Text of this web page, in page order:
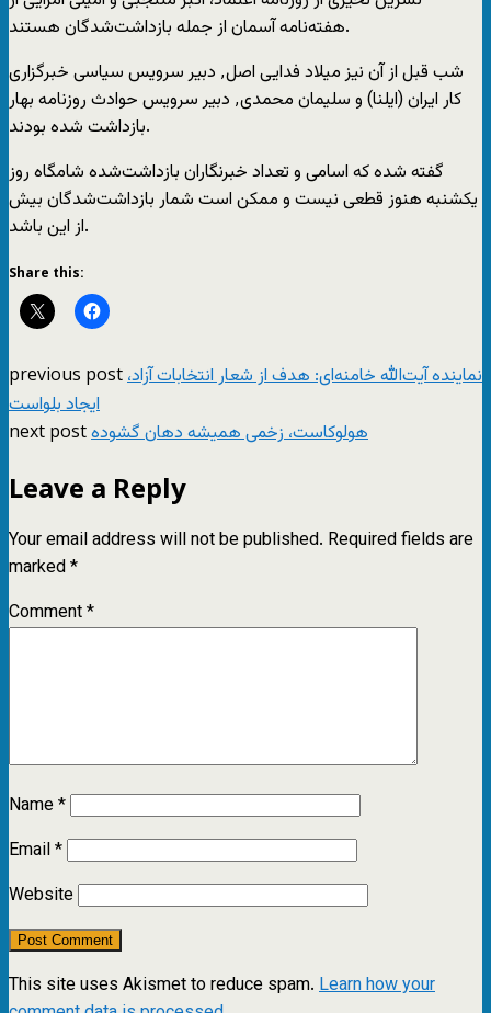
هفته‌نامه آسمان از جمله بازداشت‌شدگان هستند.
شب قبل از آن نیز میلاد فدایی اصل٬ دبیر سرویس سیاسی خبرگزاری
کار ایران (ایلنا) و سلیمان محمدی٬ دبیر سرویس حوادث روزنامه بهار
بازداشت شده بودند.
گفته شده که اسامی و تعداد خبرنگاران بازداشت‌شده شامگاه روز
یکشنبه هنوز قطعی نیست و ممکن است شمار بازداشت‌شدگان بیش
از این باشد.
Share this:
previous postنماینده آیت‌الله خامنه‌ای: هدف از شعار انتخابات آزاد،
ایجاد بلواست
next postهولوکاست، زخمی همیشه دهان گشوده
Leave a Reply
Your email address will not be published. Required fields are
marked*
Comment*
Name*
Email*
Website
This site uses Akismet to reduce spam. Learn how your